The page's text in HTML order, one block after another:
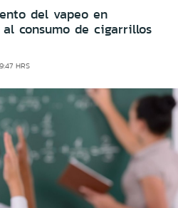
del vapeo en
al consumo de cigarrillos
HRS